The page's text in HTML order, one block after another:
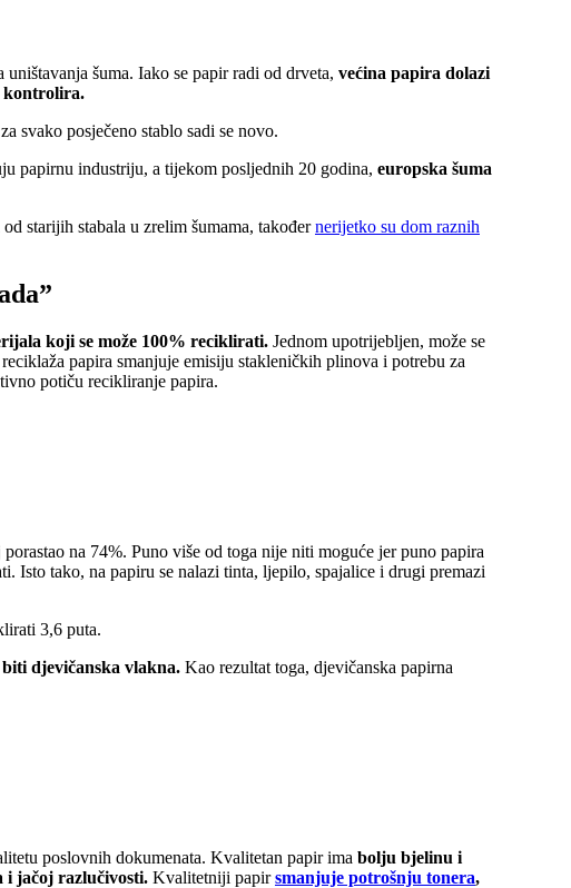
šuma. Iako se papir radi od drveta, većina papira dolazi
kontrolira.
svako posječeno stablo sadi se novo.
papirnu industriju, a tijekom posljednih 20 godina, europska šuma
starijih stabala u zrelim šumama, takođernerijetko su dom raznih
koji se može 100% reciklirati. Jednom upotrijebljen, može se
papira smanjuje emisiju stakleničkih plinova i potrebu za
potiču recikliranje papira.
na 74%. Puno više od toga nije niti moguće jer puno papira
Isto tako, na papiru se nalazi tinta, ljepilo, spajalice i drugi premazi
3,6 puta.
djevičanska vlakna. Kao rezultat toga, djevičanska papirna
poslovnih dokumenata. Kvalitetan papir ima bolju bjelinu i
jačoj razlučivosti. Kvalitetniji papirsmanjuje potrošnju tonera,